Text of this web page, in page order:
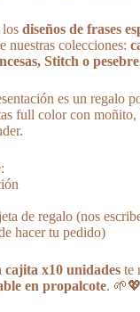
los diseños de frases
nuestras colecciones:
Stitch o pesebre
es un regalo
full color con moñito,
de regalo (nos
hacer tu pedido)
cajita x10 unidades te
en propalcote. 🌱💖